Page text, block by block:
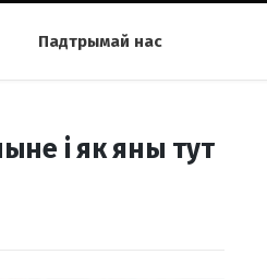
Падтрымай нас
і як яны тут